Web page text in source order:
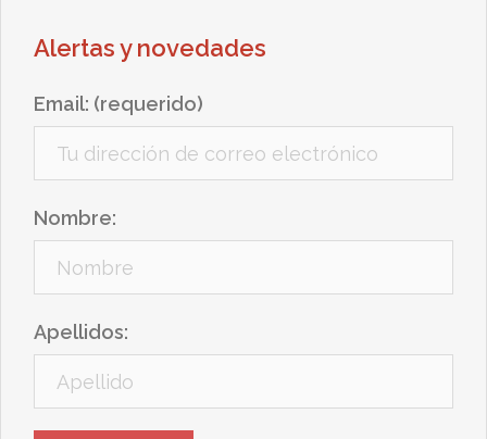
Alertas y novedades
Email: (requerido)
Nombre:
Apellidos: